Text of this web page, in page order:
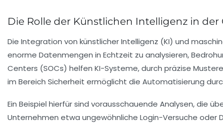
Die Rolle der Künstlichen Intelligenz in
Die Integration von künstlicher Intelligenz (KI) und
enorme Datenmengen in Echtzeit zu analysieren,
Centers (SOCs) helfen KI-Systeme, durch präzise
im Bereich Sicherheit ermöglicht die Automatisierung
Ein Beispiel hierfür sind vorausschauende Analysen, die
Unternehmen etwa ungewöhnliche Login-Versuche